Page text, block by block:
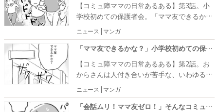
【コミュ障ママの日常あるある】第3話。小
学校初めての保護者会。「ママ友できるか
な？」とドキドキしながら参加したところ、
すでにママ友のグループができていることに
気が付きました。この日は小学校初めての保
護者会。「ママ友できるかな？」とドキドキ
しながら教室の扉を開けたらビックリ！ もう
すでにママ友のグループができていたので
す。開始早々グループができていることに気
付き、怖気づくおからさん。
ニュース | マンガ
「ママ友できるかな？」小学校初めての保護者会。教室へ入ると衝撃の光景が… #コミュ障ママの日常あるある 2
【コミュ障ママの日常あるある】第2話。お
からさんは人付き合いが苦手な、いわゆる
「コミュ障」さん。そんなおからさんには仲
良しのママ友はいません。
ニュース | マンガ
「会話ムリ！ママ友ゼロ！」そんなコミュ力の低い私には日々小さなストレスが積み重なって… #コミュ障ママの日常あるある 1